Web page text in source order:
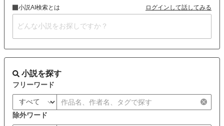
小説AI検索とは ログインして話してみる
小説を探す
フリーワード
除外ワード